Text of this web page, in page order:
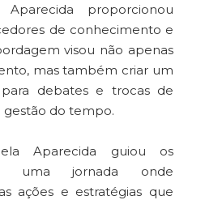
Aparecida proporcionou
de conhecimento e
visou não apenas
mas também criar um
debates e trocas de
gestão do tempo.
Aparecida guiou os
uma jornada onde
ações e estratégias que